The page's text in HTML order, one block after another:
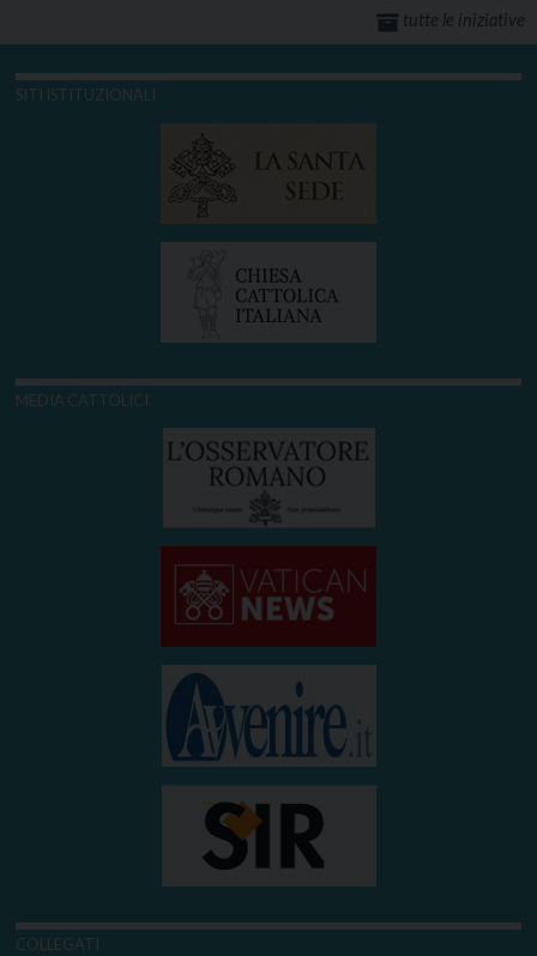
tutte le iniziative
SITI ISTITUZIONALI
MEDIA CATTOLICI
COLLEGATI